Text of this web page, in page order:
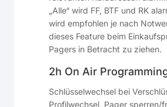
„Alle“ wird FF, BTF und RK
wird empfohlen je nach
dieses Feature beim
Pagers in Betracht zu ziehen.
2h On Air
Schlüsselwechsel bei
Profilwechsel, Pager sperren/